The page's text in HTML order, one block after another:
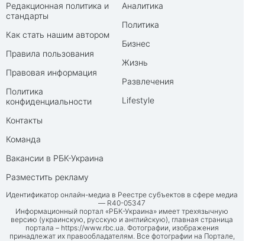
Редакционная политика и
стандарты
Как стать нашим автором
Правила пользования
Правовая информация
Политика
конфиденциальности
Контакты
Команда
Вакансии в РБК-Украина
Разместить рекламу
Аналитика
Политика
Бизнес
Жизнь
Развлечения
Lifestyle
Идентификатор онлайн-медиа в Реестре субъектов в сфере медиа
— R40-05347
Информационный портал «РБК-Украина» имеет трехязычную
версию (украинскую, русскую и английскую), главная страница
портала – https://www.rbc.ua. Фотографии, изображения
принадлежат их правообладателям. Все фотографии на Портале,